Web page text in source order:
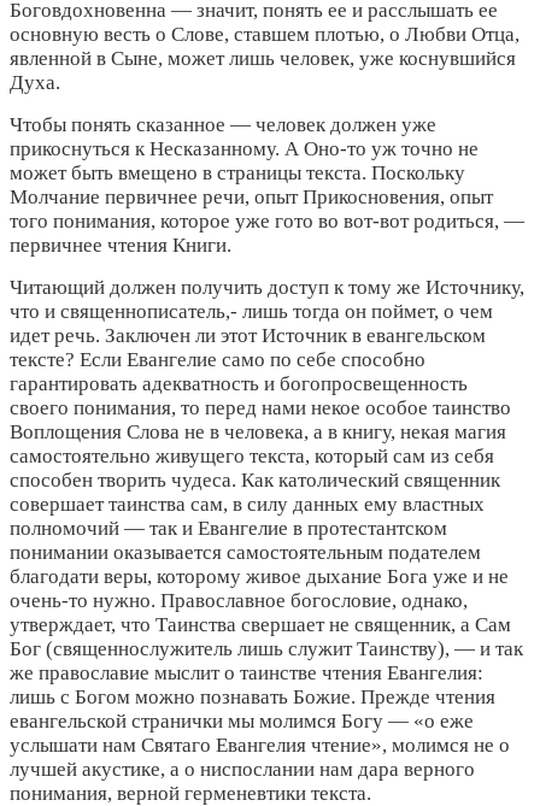
Боговдохновенна — значит, понять ее и расслышать ее
основную весть о Слове, ставшем плотью, о Любви Отца,
явленной в Сыне, может лишь человек, уже коснувшийся
Духа.
Чтобы понять сказанное — человек должен уже
прикоснуться к Несказанному. А Оно-то уж точно не
может быть вмещено в страницы текста. Поскольку
Молчание первичнее речи, опыт Прикосновения, опыт
того понимания, которое уже гото во вот-вот родиться, —
первичнее чтения Книги.
Читающий должен получить доступ к тому же Источнику,
что и священнописатель,- лишь тогда он поймет, о чем
идет речь. Заключен ли этот Источник в евангельском
тексте? Если Евангелие само по себе способно
гарантировать адекватность и богопросвещенность
своего понимания, то перед нами некое особое таинство
Воплощения Слова не в человека, а в книгу, некая магия
самостоятельно живущего текста, который сам из себя
способен творить чудеса. Как католический священник
совершает таинства сам, в силу данных ему властных
полномочий — так и Евангелие в протестантском
понимании оказывается самостоятельным подателем
благодати веры, которому живое дыхание Бога уже и не
очень-то нужно. Православное богословие, однако,
утверждает, что Таинства свершает не священник, а Сам
Бог (священнослужитель лишь служит Таинству), — и так
же православие мыслит о таинстве чтения Евангелия:
лишь с Богом можно познавать Божие. Прежде чтения
евангельской странички мы молимся Богу — «о еже
услышати нам Святаго Евангелия чтение», молимся не о
лучшей акустике, а о ниспослании нам дара верного
понимания, верной герменевтики текста.